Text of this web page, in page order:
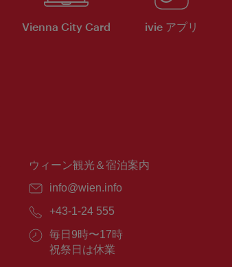
Vienna City Card ivie アプリ
ウィーン観光＆宿泊案内
E
ー
ル：
info@wien.info
電
番
号：
+43-1-24 555
営
業
毎日9時〜17時
祝祭日は休業